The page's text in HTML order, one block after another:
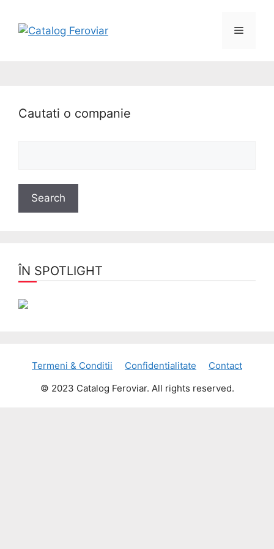
Cautati o companie
ÎN SPOTLIGHT
Termeni & Conditii Confidentialitate
Contact
© 2023 Catalog Feroviar. All rights reserved.